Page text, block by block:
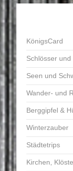
KönigsCard
Schlösser und
Seen und
Wander- und
Berggipfel &
Winterzauber
Städtetrips
Kirchen,